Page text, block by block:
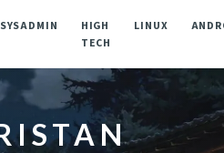
SYSADMIN
HIGH
TECH
LINUX